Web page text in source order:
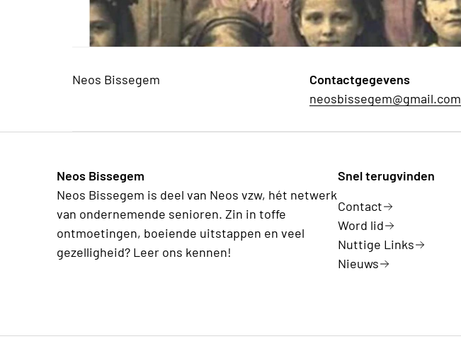
Neos Bissegem
Contactgegevens
neosbissegem@gmail.com
Neos Bissegem
Neos Bissegem is deel van Neos vzw, hét netwerk
van ondernemende senioren. Zin in toffe
ontmoetingen, boeiende uitstappen en veel
gezelligheid? Leer ons kennen!
Snel terugvinden
Contact
Word lid
Nuttige Links
Nieuws